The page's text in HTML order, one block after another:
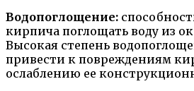
Водопоглощение:
кирпича поглощать воду из
Высокая степень
привести к повреждениям
ослаблению ее